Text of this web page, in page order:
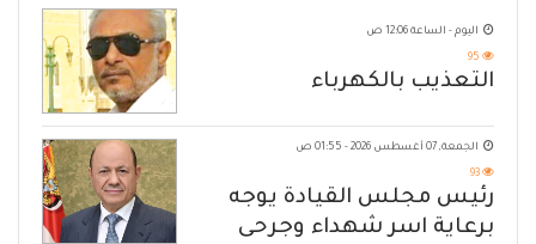
اليوم - الساعة 12:06 ص
95
التعذيب بالكهرباء
الجمعة, 07 أغسطس 2026 - 01:55 ص
93
رئيس مجلس القيادة يوجه
برعاية اسر شهداء وجرحى